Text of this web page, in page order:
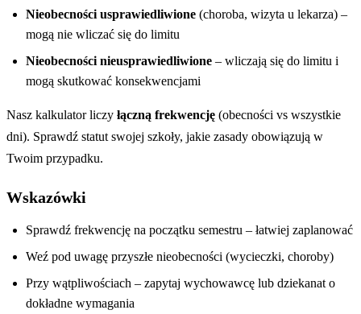
Nieobecności usprawiedliwione (choroba, wizyta u lekarza) –
mogą nie wliczać się do limitu
Nieobecności nieusprawiedliwione – wliczają się do limitu i
mogą skutkować konsekwencjami
Nasz kalkulator liczy łączną frekwencję (obecności vs wszystkie
dni). Sprawdź statut swojej szkoły, jakie zasady obowiązują w
Twoim przypadku.
Wskazówki
Sprawdź frekwencję na początku semestru – łatwiej zaplanować
Weź pod uwagę przyszłe nieobecności (wycieczki, choroby)
Przy wątpliwościach – zapytaj wychowawcę lub dziekanat o
dokładne wymagania